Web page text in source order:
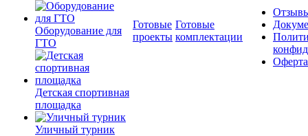
Оборудование для
ГТО
Детская спортивная
площадка
Уличный турник
Готовые
проекты
Готовые
комплектации
Оферта